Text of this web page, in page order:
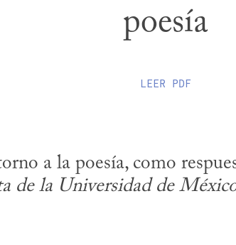
poesía
LEER PDF
a la poesía, como
de la Universidad de